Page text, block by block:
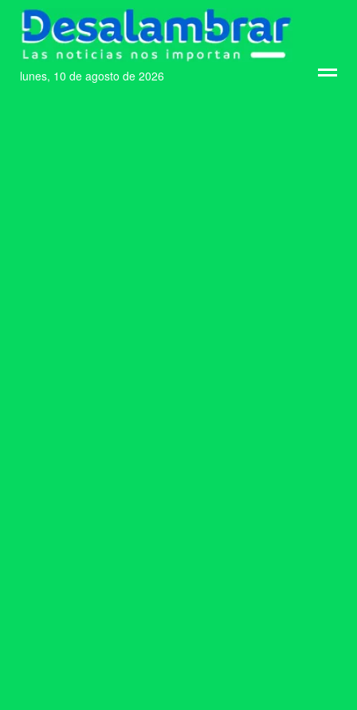
lunes, 10 de agosto de 2026